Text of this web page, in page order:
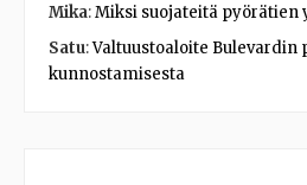
Mika:Miksi suojateitä pyörätien
Satu:Valtuustoaloite Bulevardin
kunnostamisesta